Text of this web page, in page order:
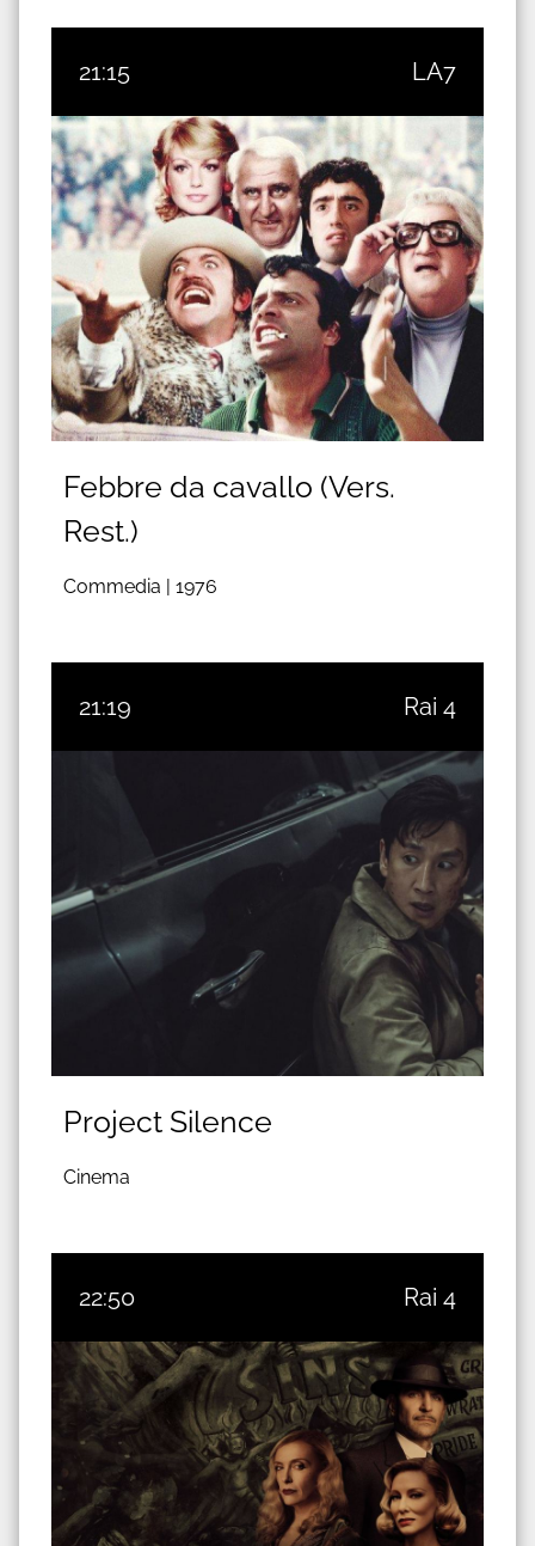
21:15 LA7
Febbre da cavallo (Vers.
Rest.)
Commedia | 1976
21:19 Rai 4
Project Silence
Cinema
22:50 Rai 4